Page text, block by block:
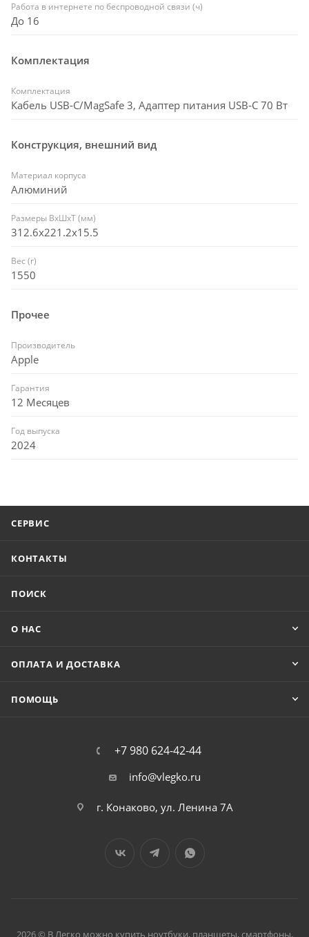
Работа в интернете по беспроводной связи (ч)
До 16
Комплектация
Комплектация
Кабель USB‑C/MagSafe 3, Адаптер питания USB‑C 70 Вт
Конструкция, внешний вид
Материал корпуса
Алюминий
Размеры ВxШxТ (мм)
312.6x221.2x15.5
Вес (г)
1550
Прочее
Производитель
Apple
Гарантия
12 Месяцев
Год выпуска
2024
СЕРВИС
КОНТАКТЫ
ПОИСК
О НАС
ОПЛАТА И ДОСТАВКА
ПОМОЩЬ
+7 980 624-42-44
info@vlegko.ru
г. Конаково, ул. Ленина 7А